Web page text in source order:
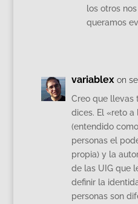
los otros
queramos
variablex on
Creo que llevas
dices. El «reto
(entendido
personas el
propia) y la
de las UIG que
definir la
personas son